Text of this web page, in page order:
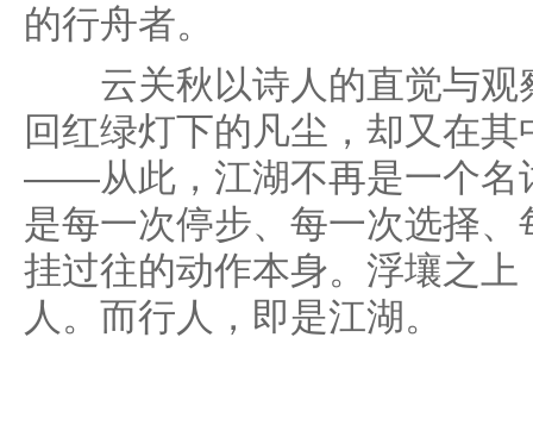
的行舟者。
云关秋以诗人的直觉与观
回红绿灯下的凡尘，却又在
——从此，江湖不再是一个名
是每一次停步、每一次选择
挂过往的动作本身。浮壤之
人。而行人，即是江湖。